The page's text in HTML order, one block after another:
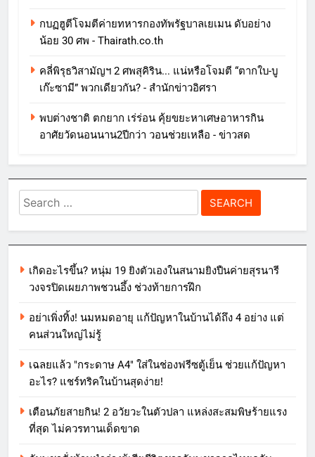
กบฏฮูตีโจมตีค่ายทหารกองทัพรัฐบาลเยเมน ดับอย่าง
น้อย 30 ศพ - Thairath.co.th
คลี่พิรุธวิสามัญฯ 2 ศพสุคิริน... แน่หรือโจมตี “ตากใบ-บู
เก๊ะซามี” พวกเดียวกัน? - สำนักข่าวอิศรา
พบต่างชาติ ตกยาก เร่ร่อน คุ้ยขยะหาเศษอาหารกิน
อาศัยวัดนอนนาน2ปีกว่า วอนช่วยเหลือ - ข่าวสด
Search
for:
เกิดอะไรขึ้น? หนุ่ม 19 ยิงตัวเองในสนามยิงปืนค่ายสุรนารี
วงจรปิดเผยภาพชวนอึ้ง ช่วงท้ายการฝึก
อย่าเพิ่งทิ้ง! นมหมดอายุ แก้ปัญหาในบ้านได้ถึง 4 อย่าง แต่
คนส่วนใหญ่ไม่รู้
เฉลยแล้ว "กระดาษ A4" ใส่ในช่องฟรีซตู้เย็น ช่วยแก้ปัญหา
อะไร? แชร์ทริคในบ้านสุดง่าย!
เตือนภัยสายกิน! 2 อวัยวะในตัวปลา แหล่งสะสมพิษร้ายแรง
ที่สุด ไม่ควรทานเด็ดขาด